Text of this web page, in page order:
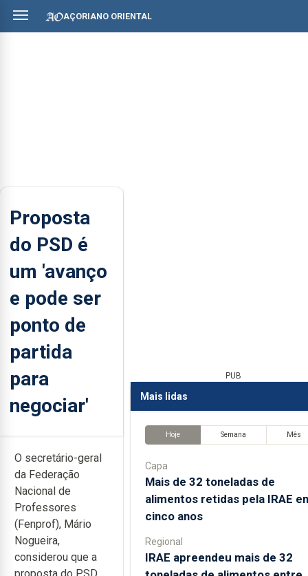
AÇORIANO ORIENTAL
Proposta
do PSD é
um 'avanço
e pode ser
ponto de
partida
para
negociar'
O secretário-geral
da Federação
Nacional de
Professores
(Fenprof), Mário
Nogueira,
considerou que a
PUB
Mais lidas
Hoje Semana Mês
Capa
Mais de 32 toneladas de
alimentos retidas pela IRAE
cinco anos
Regional
IRAE apreendeu mais de 32